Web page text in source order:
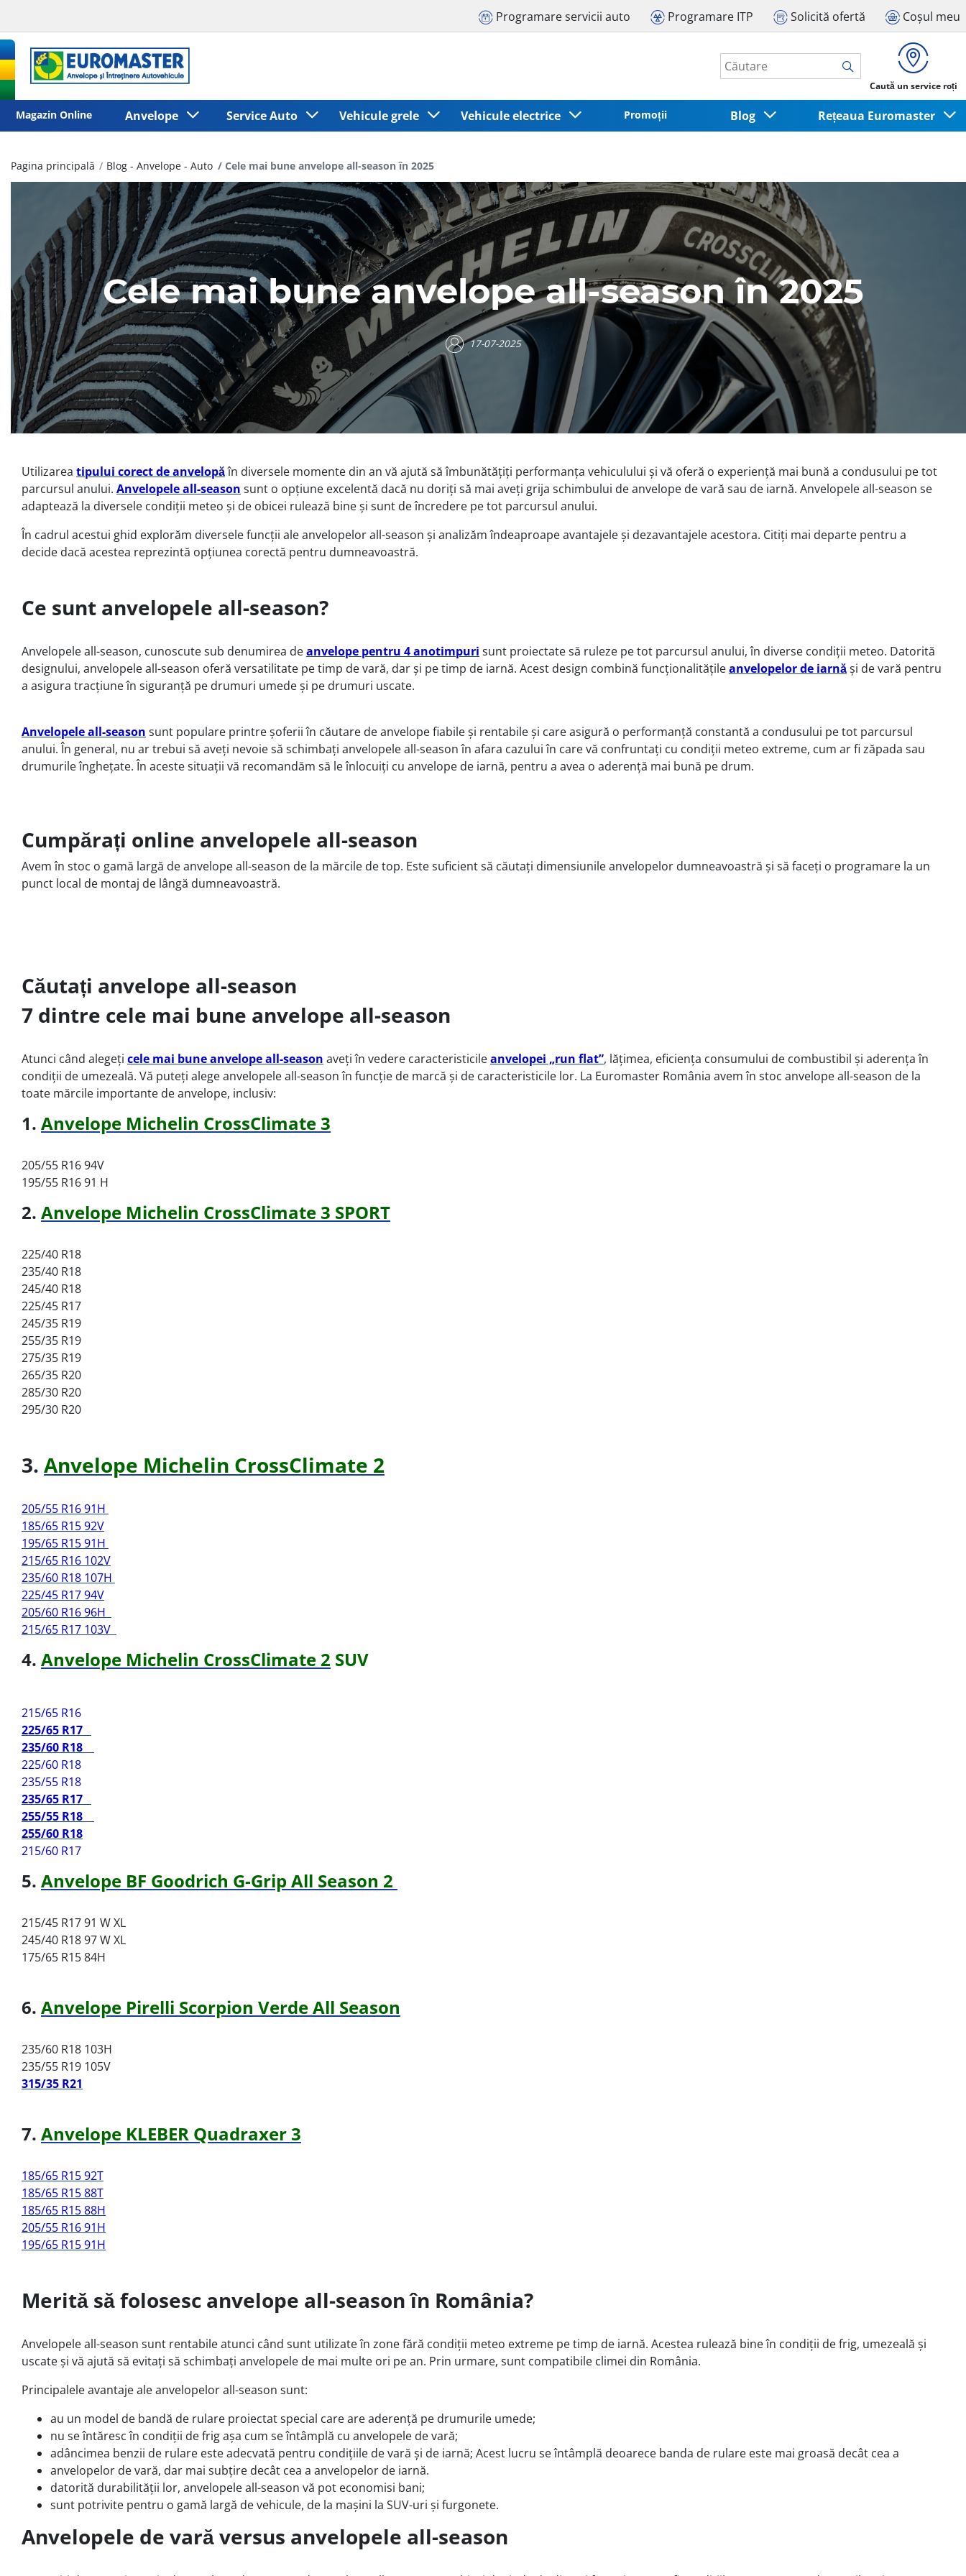
Programare servicii auto Programare ITP Solicită ofertă Coșul meu
Caută un service roți
Magazin Online Anvelope Service Auto Vehicule grele Vehicule electrice Promoții Blog Rețeaua Euromaster
Pagina principală Blog - Anvelope - Auto Cele mai bune anvelope all-season în 2025
Cele mai bune anvelope all-season în 2025
17-07-2025
Utilizarea tipului corect de anvelopăîn diversele momente din an vă ajută să îmbunătățiți performanța vehiculului și vă oferă o experiență mai bună a condusului pe tot
parcursul anului. Anvelopele all-season sunt o opțiune excelentă dacă nu doriți să mai aveți grija schimbului de anvelope de vară sau de iarnă. Anvelopele all-season se
adaptează la diversele condiții meteo și de obicei rulează bine și sunt de încredere pe tot parcursul anului.
În cadrul acestui ghid explorăm diversele funcții ale anvelopelor all-season și analizăm îndeaproape avantajele și dezavantajele acestora. Citiți mai departe pentru a
decide dacă acestea reprezintă opțiunea corectă pentru dumneavoastră.
Ce sunt anvelopele all-season?
Anvelopele all-season, cunoscute sub denumirea deanvelope pentru 4 anotimpuri sunt proiectate să ruleze pe tot parcursul anului, în diverse condiții meteo. Datorită
designului, anvelopele all-season oferă versatilitate pe timp de vară, dar și pe timp de iarnă. Acest design combină funcționalitățileanvelopelor de iarnăși de vară pentru
a asigura tracțiune în siguranță pe drumuri umede și pe drumuri uscate.
Anvelopele all-season sunt populare printre șoferii în căutare de anvelope fiabile și rentabile și care asigură o performanță constantă a condusului pe tot parcursul
anului. În general, nu ar trebui să aveți nevoie să schimbați anvelopele all-season în afara cazului în care vă confruntați cu condiții meteo extreme, cum ar fi zăpada sau
drumurile înghețate. În aceste situații vă recomandăm să le înlocuiți cu anvelope de iarnă, pentru a avea o aderență mai bună pe drum.
Cumpărați online anvelopele all-season
Avem în stoc o gamă largă de anvelope all-season de la mărcile de top. Este suficient să căutați dimensiunile anvelopelor dumneavoastră și să faceți o programare la un
punct local de montaj de lângă dumneavoastră.
Căutați anvelope all-season
7 dintre cele mai bune anvelope all-season
Atunci când alegeți cele mai bune anvelope all-season aveți în vedere caracteristicileanvelopei „run flat”, lățimea, eficiența consumului de combustibil și aderența în
condiții de umezeală. Vă puteți alege anvelopele all-season în funcție de marcă și de caracteristicile lor. La Euromaster România avem în stoc anvelope all-season de la
toate mărcile importante de anvelope, inclusiv:
1. Anvelope Michelin CrossClimate 3
205/55 R16 94V
195/55 R16 91 H
2. Anvelope Michelin CrossClimate 3 SPORT
225/40 R18
235/40 R18
245/40 R18
225/45 R17
245/35 R19
255/35 R19
275/35 R19
265/35 R20
285/30 R20
295/30 R20
3. Anvelope Michelin CrossClimate 2
205/55 R16 91H
185/65 R15 92V
195/65 R15 91H
215/65 R16 102V
235/60 R18 107H
225/45 R17 94V
205/60 R16 96H
215/65 R17 103V
4. Anvelope Michelin CrossClimate 2 SUV
215/65 R16
225/65 R17
235/60 R18
225/60 R18
235/55 R18
235/65 R17
255/55 R18
255/60 R18
215/60 R17
5. Anvelope BF Goodrich G-Grip All Season 2
215/45 R17 91 W XL
245/40 R18 97 W XL
175/65 R15 84H
6. Anvelope Pirelli Scorpion Verde All Season
235/60 R18 103H
235/55 R19 105V
315/35 R21
7. Anvelope KLEBER Quadraxer 3
185/65 R15 92T
185/65 R15 88T
185/65 R15 88H
205/55 R16 91H
195/65 R15 91H
Merită să folosesc anvelope all-season în România?
Anvelopele all-season sunt rentabile atunci când sunt utilizate în zone fără condiții meteo extreme pe timp de iarnă. Acestea rulează bine în condiții de frig, umezeală și
uscate și vă ajută să evitați să schimbați anvelopele de mai multe ori pe an. Prin urmare, sunt compatibile climei din România.
Principalele avantaje ale anvelopelor all-season sunt:
au un model de bandă de rulare proiectat special care are aderență pe drumurile umede;
nu se întăresc în condiții de frig așa cum se întâmplă cu anvelopele de vară;
adâncimea benzii de rulare este adecvată pentru condițiile de vară și de iarnă; Acest lucru se întâmplă deoarece banda de rulare este mai groasă decât cea a
anvelopelor de vară, dar mai subțire decât cea a anvelopelor de iarnă.
datorită durabilității lor, anvelopele all-season vă pot economisi bani;
sunt potrivite pentru o gamă largă de vehicule, de la mașini la SUV-uri și furgonete.
Anvelopele de vară versus anvelopele all-season